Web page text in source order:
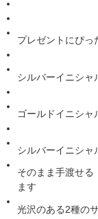
プレゼントにぴ
シルバーイニシャ
ゴールドイニシャ
シルバーイニシャ
そのまま手渡せる
ます
光沢のある2種の